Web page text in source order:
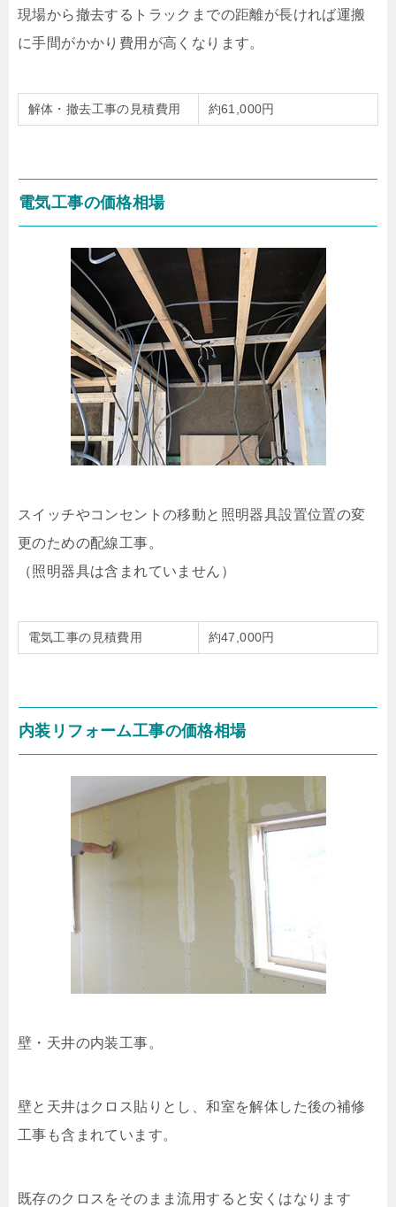
現場から撤去するトラックまでの距離が長ければ運搬
に手間がかかり費用が高くなります。
解体・撤去工事の見積費用 約61,000円
電気工事の価格相場
スイッチやコンセントの移動と照明器具設置位置の変
更のための配線工事。
（照明器具は含まれていません）
電気工事の見積費用 約47,000円
内装リフォーム工事の価格相場
壁・天井の内装工事。
壁と天井はクロス貼りとし、和室を解体した後の補修
工事も含まれています。
既存のクロスをそのまま流用すると安くはなります